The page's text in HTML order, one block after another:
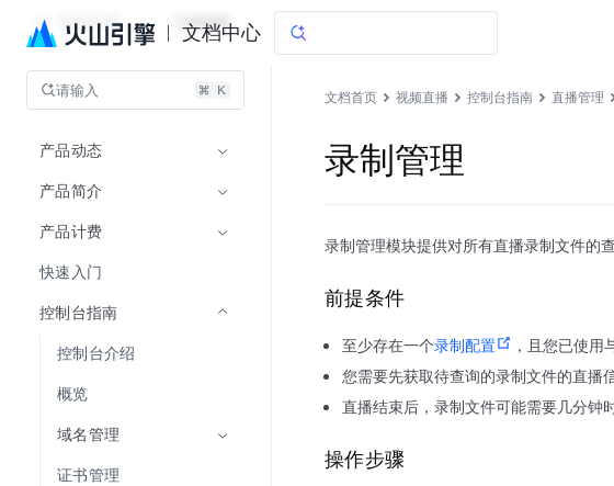
文档中心
视频直播 文档指南
请输入
产品动态
产品简介
产品计费
快速入门
控制台指南
控制台介绍
概览
域名管理
证书管理
文档首页 视频直播 控制台指南 直播管理
录制管理
录制管理模块提供对所有直播录制文件的查
前提条件
至少存在一个录制配置
，且您已使用
您需要先获取待查询的录制文件的直播
直播结束后，录制文件可能需要几分钟
操作步骤